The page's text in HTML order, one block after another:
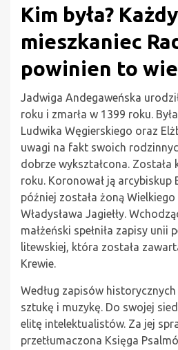
Kim była? Każdy
mieszkaniec
powinien to
Jadwiga Andegaweńska
roku i zmarła w 1399 roku.
Ludwika Węgierskiego oraz
uwagi na fakt swoich
dobrze wykształcona.
roku. Koronował ją arcybiskup
później została żoną
Władysława Jagiełły.
małżeński spełniła zapisy unii
litewskiej, która została
Krewie.
Według zapisów
sztukę i muzykę. Do swojej
elitę intelektualistów. Za jej
przetłumaczona Księga